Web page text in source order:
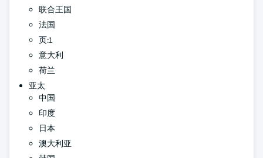
联合王国
法国
页:1
意大利
荷兰
亚太
中国
印度
日本
澳大利亚